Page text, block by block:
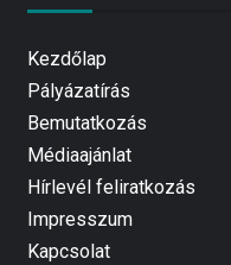
Kezdőlap
Pályázatírás
Bemutatkozás
Médiaajánlat
Hírlevél feliratkozás
Impresszum
Kapcsolat